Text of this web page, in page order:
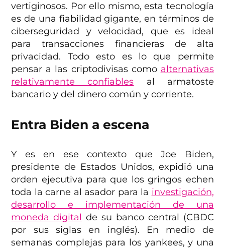
vertiginosos. Por ello mismo, esta tecnología
es de una fiabilidad gigante, en términos de
ciberseguridad y velocidad, que es ideal
para transacciones financieras de alta
privacidad. Todo esto es lo que permite
pensar a las criptodivisas como alternativas
relativamente confiables al armatoste
bancario y del dinero común y corriente.
Entra Biden a escena
Y es en ese contexto que Joe Biden,
presidente de Estados Unidos, expidió una
orden ejecutiva para que los gringos echen
toda la carne al asador para la investigación,
desarrollo e implementación de una
moneda digital de su banco central (CBDC
por sus siglas en inglés). En medio de
semanas complejas para los yankees, y una